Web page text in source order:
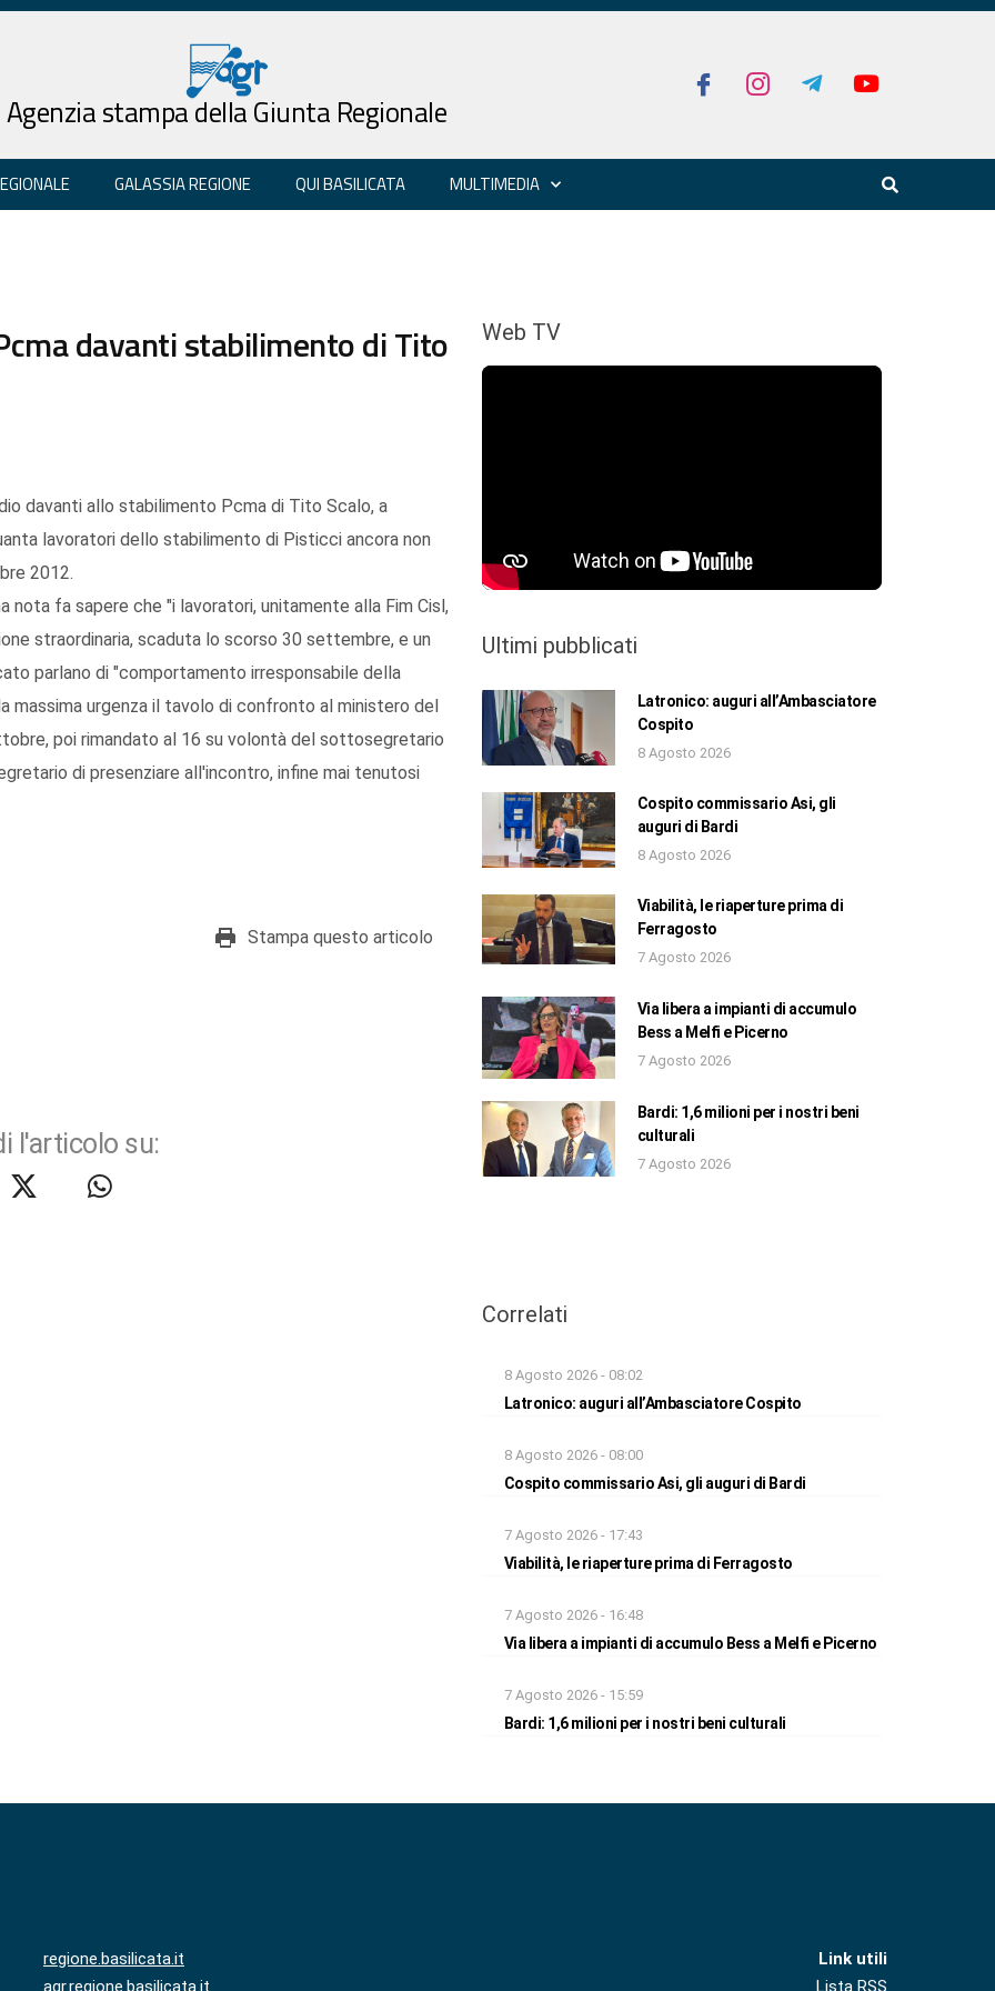
Agenzia stampa della Giunta Regionale
GALASSIA REGIONE QUI BASILICATA MULTIMEDIA
davanti stabilimento di Tito
davanti allo stabilimento Pcma di Tito Scalo, a
lavoratori dello stabilimento di Pisticci ancora non
2012.
nota fa sapere che "i lavoratori, unitamente alla Fim Cisl,
straordinaria, scaduta lo scorso 30 settembre, e un
parlano di "comportamento irresponsabile della
massima urgenza il tavolo di confronto al ministero del
poi rimandato al 16 su volontà del sottosegretario
di presenziare all'incontro, infine mai tenutosi
Stampa questo articolo
l'articolo su:
Web TV
Ultimi pubblicati
Latronico: auguri all’Ambasciatore
Cospito
8 Agosto 2026
Cospito commissario Asi, gli
auguri di Bardi
8 Agosto 2026
Viabilità, le riaperture prima di
Ferragosto
7 Agosto 2026
Via libera a impianti di accumulo
Bess a Melfi e Picerno
7 Agosto 2026
Bardi: 1,6 milioni per i nostri beni
culturali
7 Agosto 2026
Correlati
8 Agosto 2026 - 08:02
Latronico: auguri all’Ambasciatore Cospito
8 Agosto 2026 - 08:00
Cospito commissario Asi, gli auguri di Bardi
7 Agosto 2026 - 17:43
Viabilità, le riaperture prima di Ferragosto
7 Agosto 2026 - 16:48
Via libera a impianti di accumulo Bess a Melfi e Picerno
7 Agosto 2026 - 15:59
Bardi: 1,6 milioni per i nostri beni culturali
regione.basilicata.it
agr.regione.basilicata.it
Link utili
Lista RSS